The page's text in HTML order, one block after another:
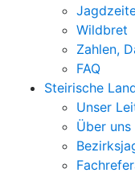
Wildbret
Zahlen,
FAQ
Steirische
Unser
Über uns